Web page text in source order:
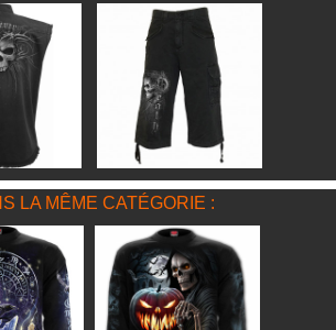
LA MÊME CATÉGORIE :